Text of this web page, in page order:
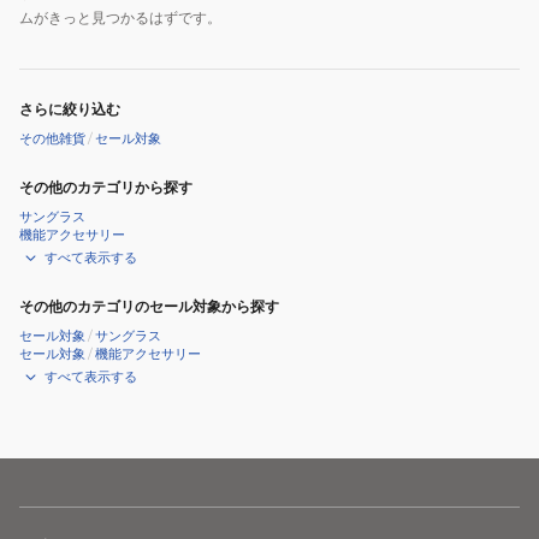
ムがきっと見つかるはずです。
さらに絞り込む
その他雑貨/セール対象
その他のカテゴリから探す
サングラス
機能アクセサリー
すべて表示する
その他のカテゴリのセール対象から探す
セール対象 /サングラス
セール対象 /機能アクセサリー
すべて表示する